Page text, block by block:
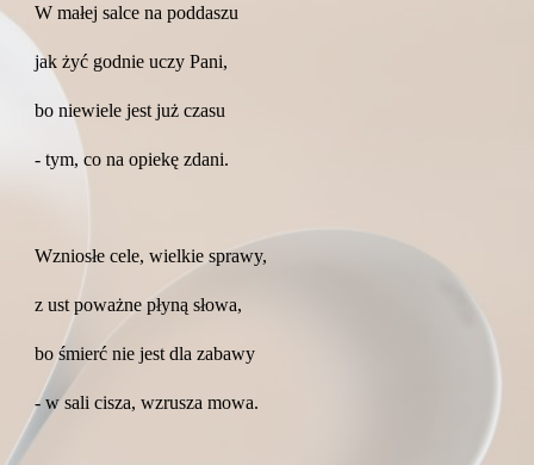
W małej salce na poddaszu
jak żyć godnie uczy Pani,
bo niewiele jest już czasu
- tym, co na opiekę zdani.
Wzniosłe cele, wielkie sprawy,
z ust poważne płyną słowa,
bo śmierć nie jest dla zabawy
- w sali cisza, wzrusza mowa.